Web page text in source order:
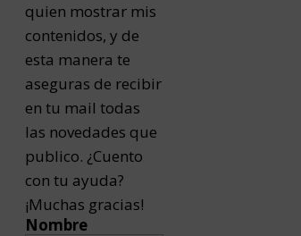
quien mostrar mis
contenidos, y de
esta manera te
aseguras de recibir
en tu mail todas
las novedades que
publico. ¿Cuento
con tu ayuda?
¡Muchas gracias!
Nombre